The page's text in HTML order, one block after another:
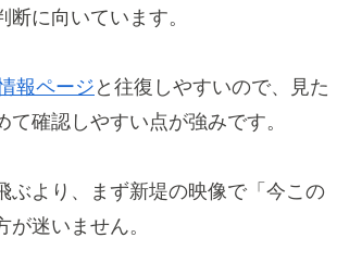
に向いています。
報ページ と往復しやすいので、見た
確認しやすい点が強みです。
ぶより、まず新堤の映像で「今この
迷いません。